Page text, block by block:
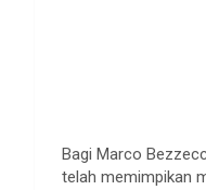
Bagi Marco
telah memimpikan